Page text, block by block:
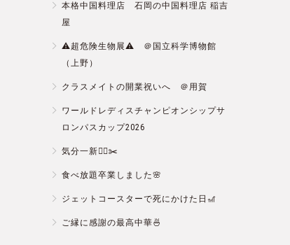
本格中国料理店 石岡の中国料理店 稲吉
屋
⚠️超危険生物展⚠️ ＠国立科学博物館
（上野）
クラスメイトの開業祝いへ ＠用賀
ワールドレディスチャンピオンシップサ
ロンパスカップ2026
気分一新💇‍♂️✂️
食べ放題卒業しました🌸
ジェットコースターで死にかけた日🎢
ご縁に感謝の最高中華🍜